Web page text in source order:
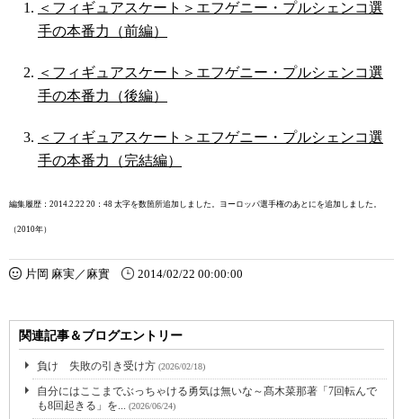
＜フィギュアスケート＞エフゲニー・プルシェンコ選
手の本番力（前編）
＜フィギュアスケート＞エフゲニー・プルシェンコ選
手の本番力（後編）
＜フィギュアスケート＞エフゲニー・プルシェンコ選
手の本番力（完結編）
編集履歴：2014.2.22 20：48 太字を数箇所追加しました。ヨーロッパ選手権のあとにを追加しました。
（2010年）
片岡 麻実／麻實 2014/02/22 00:00:00
関連記事＆ブログエントリー
負け 失敗の引き受け方 (2026/02/18)
自分にはここまでぶっちゃける勇気は無いな～髙木菜那著「7回転んで
も8回起きる」を... (2026/06/24)